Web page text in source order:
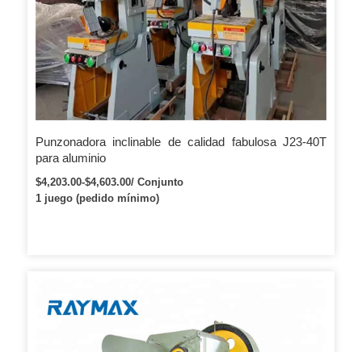
Punzonadora inclinable de calidad fabulosa J23-40T
para aluminio
$4,203.00-$4,603.00/ Conjunto
1 juego (pedido mínimo)